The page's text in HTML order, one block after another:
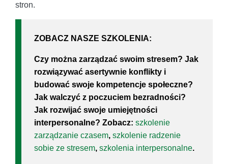
stron.
ZOBACZ NASZE SZKOLENIA:
Czy można zarządzać swoim stresem? Jak
rozwiązywać asertywnie konflikty i
budować swoje kompetencje społeczne?
Jak walczyć z poczuciem bezradności?
Jak rozwijać swoje umiejętności
interpersonalne? Zobacz: szkolenie
zarządzanie czasem, szkolenie radzenie
sobie ze stresem, szkolenia interpersonalne.